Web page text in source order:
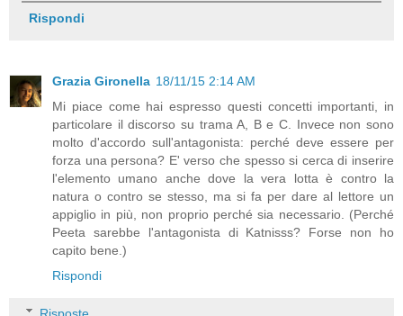
Rispondi
Grazia Gironella 18/11/15 2:14 AM
Mi piace come hai espresso questi concetti importanti, in
particolare il discorso su trama A, B e C. Invece non sono
molto d'accordo sull'antagonista: perché deve essere per
forza una persona? E' verso che spesso si cerca di inserire
l'elemento umano anche dove la vera lotta è contro la
natura o contro se stesso, ma si fa per dare al lettore un
appiglio in più, non proprio perché sia necessario. (Perché
Peeta sarebbe l'antagonista di Katnisss? Forse non ho
capito bene.)
Rispondi
Risposte